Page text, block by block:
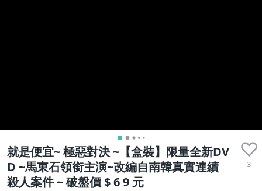
就是便宜~ 極惡對決 ~【盒裝】限量全新DV
D ~馬東石領銜主演~改編自南韓真實連續
殺人案件 ~ 破盤價 $ 6 9 元
3